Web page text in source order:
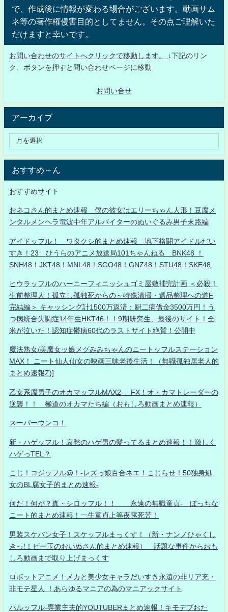
で、作成後に情報が変わる場合がございます。動画サム
ネ等の著作権侵害目的としてません。その点ご理解いた
だけますと幸いです。
お問い合わせのサイトへクリックで移動します。
↓下記のリン
ク、ボタンを押すと問い合わせページに移動
お問い合せ
アーカイブ
おすすめ～ん
おすすめサイト
おネコさん的まとめ速報 僕の彼女はエリーちゃん人形！豆腐メ
ンタルメンヘラ電波中年アルバイターのぬいぐるみ男子末路編
アイドッフル！ ワタクシ的まとめ速報 地下格闘アイドルだい
すき！23 ひうらのアニメ放送局101ちゃんねる BNK48 ！
SNH48！JKT48！MNL48！SGO48！GNZ48！STU48！SKE48
ヒウラッフルのハーニーフィニッシュゴミ屋敷補完計画 ＜必殺！
生前整理人！孤立し孤独死からの～特殊清掃・遺品整理への道F
完結編＞ キャッシング計1500万返済：厨二病借金3500万円！う
つ病統合失調症14年生HKT46！！9期研究生、最後のサイト！全
米が泣いた！認知症鬱病60代のラストサイト絶賛！公開中
魔法熟女/美魔女ッ娘メグみみちゃんのニートッフルステーション
MAX！ ニート仙人仙女の映画三昧老後生活！（無職孤独居老人的
まとめ速報Z)]
乙女系腐男子のオカマッフルMAX2- FX！オ・カマトレーダーの
逆襲！！ 極道のオカマたち編（おもしろ動画まとめ速報）
スーパーウンコ！
新・ハゲッフル！哀愁のハゲ男の髪ってるまとめ速報！！激しく
ハゲっTEL？
こじ！コジッフル@！-レズっ娘百合ネエ！こじらせ！50独身処
女のBL腐女子的まとめ速報-
何だ！何が？真・シロッフル！！ 永遠の無職童貞- ぼっちな
ニート的まとめ速報！一生童貞上等夜露死苦！
男装スケバン女子！スケッフルまっくす！（新・ナンノひゃくし
きっ!！ビー玉のおいぬさん的まとめ速報） 話題な事件からおも
しろ動画まで取り上げまっくす
ロボットアニメ！メカと美少女キャラだいすき永遠の非リア充・
非モテ星人 ！あらゆるマニアの為のマニアックサイト
ハルッフル-専業主夫的YOUTUBERまとめ速報！キモデブおた